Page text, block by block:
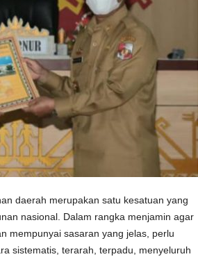
daerah merupakan satu kesatuan yang
nasional. Dalam rangka menjamin agar
mempunyai sasaran yang jelas, perlu
sistematis, terarah, terpadu, menyeluruh